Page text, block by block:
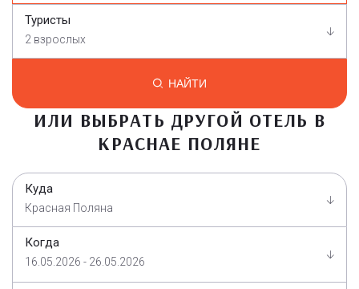
Туристы
2 взрослых
НАЙТИ
ИЛИ ВЫБРАТЬ ДРУГОЙ ОТЕЛЬ В
КРАСНАЕ ПОЛЯНЕ
Куда
Красная Поляна
Когда
16.05.2026 - 26.05.2026